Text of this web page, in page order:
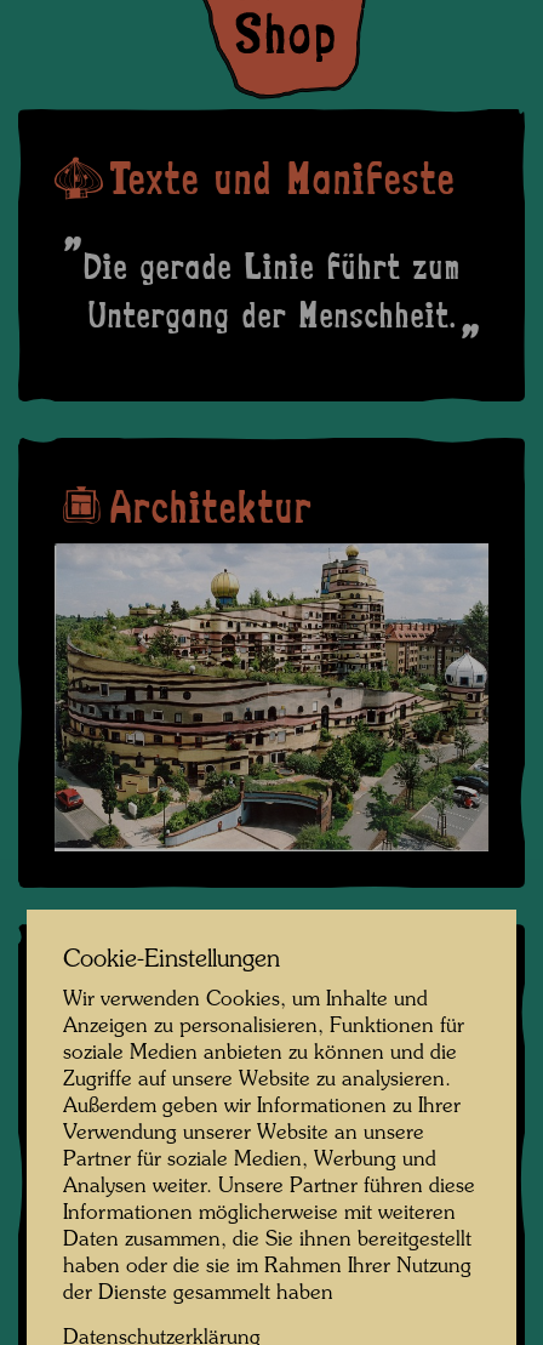
Die gerade Linie führt zum
Untergang der Menschheit.
Texte und Manifeste
Architektur
Stories
28. März 2026
Ausstellung am Bodensee
25. März 2026
HUNDERTWASSER FÜR DIE ZUKUNFT -
Zweite Auflage
10. Januar 2026
Cookie-Einstellungen
Wir verwenden Cookies, um Inhalte und
Anzeigen zu personalisieren, Funktionen für
soziale Medien anbieten zu können und die
Zugriffe auf unsere Website zu analysieren.
Außerdem geben wir Informationen zu Ihrer
Verwendung unserer Website an unsere
Partner für soziale Medien, Werbung und
Analysen weiter. Unsere Partner führen diese
Informationen möglicherweise mit weiteren
Daten zusammen, die Sie ihnen bereitgestellt
haben oder die sie im Rahmen Ihrer Nutzung
der Dienste gesammelt haben
Datenschutzerklärung